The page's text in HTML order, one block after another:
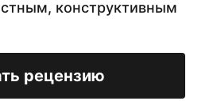
конструктивным
рецензию